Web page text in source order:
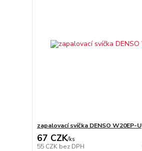
zapalovací svíčka DENSO W20EP-U
67 CZK/ks
55 CZK bez DPH